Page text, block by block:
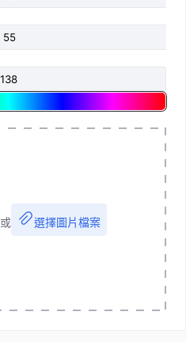
或 選擇圖片檔案